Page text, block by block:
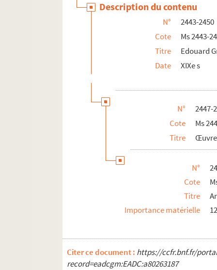
Description du contenu
N°
2443-2450
Cote
Ms 2443-
Titre
Edouard
Date
XIXe s
N°
2447-
Cote
Ms
Titre
N°
Cote
Titre
Importance matérielle
Citer ce document : https://ccfr.bnf.fr/
record=eadcgm:EADC:a80263187